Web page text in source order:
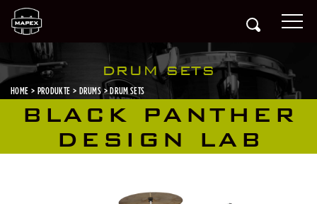
DRUM SETS
HOME PRODUKTE DRUMS DRUM SETS
BLACK PANTHER
DESIGN LAB